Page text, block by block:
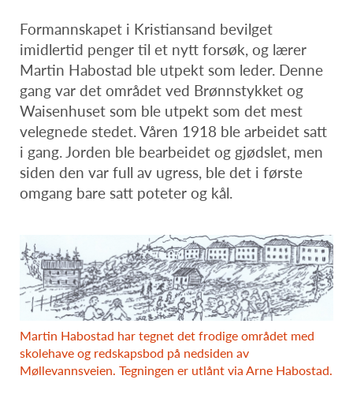
Formannskapet i Kristiansand bevilget
imidlertid penger til et nytt forsøk, og lærer
Martin Habostad ble utpekt som leder. Denne
gang var det området ved Brønnstykket og
Waisenhuset som ble utpekt som det mest
velegnede stedet. Våren 1918 ble arbeidet satt
i gang. Jorden ble bearbeidet og gjødslet, men
siden den var full av ugress, ble det i første
omgang bare satt poteter og kål.
Martin Habostad har tegnet det frodige området med
skolehave og redskapsbod på nedsiden av
Møllevannsveien. Tegningen er utlånt via Arne Habostad.